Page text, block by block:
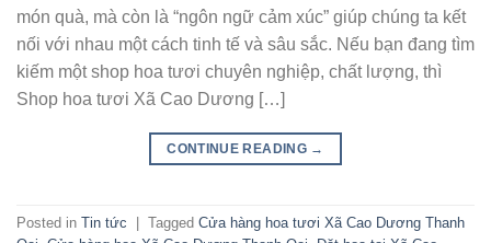
món quà, mà còn là “ngôn ngữ cảm xúc” giúp chúng ta kết
nối với nhau một cách tinh tế và sâu sắc. Nếu bạn đang tìm
kiếm một shop hoa tươi chuyên nghiệp, chất lượng, thì
Shop hoa tươi Xã Cao Dương […]
CONTINUE READING →
Posted in Tin tức Tagged Cửa hàng hoa tươi Xã Cao Dương Thanh